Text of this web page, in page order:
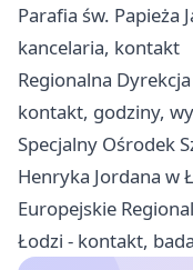
Parafia św. Papieża
kancelaria, kontakt
Regionalna
kontakt, godziny,
Specjalny Ośrodek
Henryka Jordana w
Europejskie
Łodzi - kontakt,